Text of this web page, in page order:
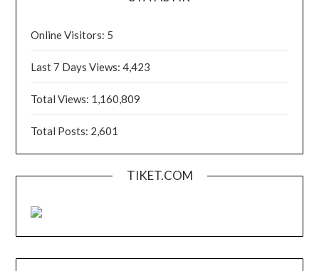
Online Visitors: 5
Last 7 Days Views:4,423
Total Views: 1,160,809
Total Posts: 2,601
TIKET.COM